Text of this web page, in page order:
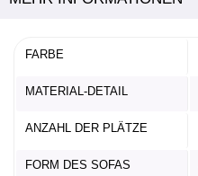
FARBE
MATERIAL-DETAIL
ANZAHL DER PLÄTZE
FORM DES SOFAS